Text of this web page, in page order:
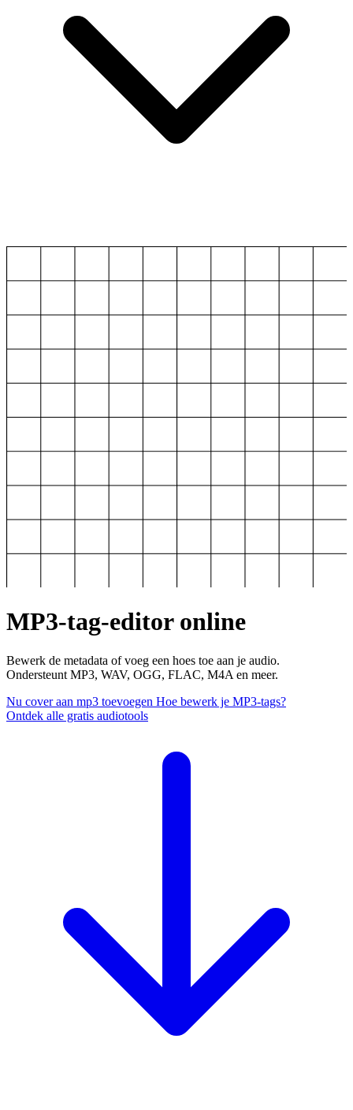
MP3-tag-editor online
Bewerk de metadata of voeg een hoes toe aan je audio.
Ondersteunt MP3, WAV, OGG, FLAC, M4A en meer.
Nu cover aan mp3 toevoegen Hoe bewerk je MP3-tags?
Ontdek alle gratis audiotools